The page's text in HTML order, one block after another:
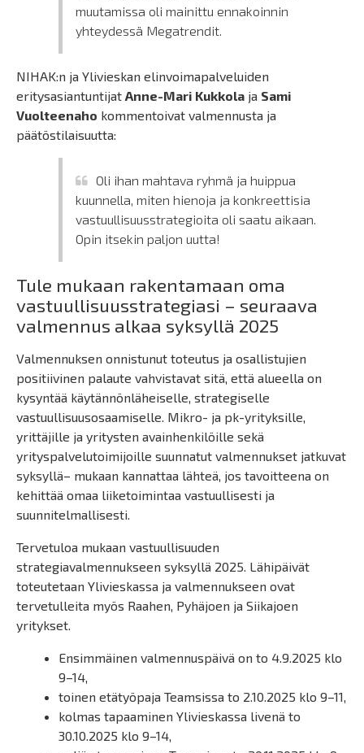
muutamissa oli mainittu ennakoinnin
yhteydessä Megatrendit.
NIHAK:n ja Ylivieskan elinvoimapalveluiden
eritysasiantuntijat Anne-Mari Kukkola ja Sami
Vuolteenaho kommentoivat valmennusta ja
päätöstilaisuutta:
Oli ihan mahtava ryhmä ja huippua
kuunnella, miten hienoja ja konkreettisia
vastuullisuusstrategioita oli saatu aikaan.
Opin itsekin paljon uutta!
Tule mukaan rakentamaan oma
vastuullisuusstrategiasi – seuraava
valmennus alkaa syksyllä 2025
Valmennuksen onnistunut toteutus ja osallistujien
positiivinen palaute vahvistavat sitä, että alueella on
kysyntää käytännönläheiselle, strategiselle
vastuullisuusosaamiselle. Mikro- ja pk-yrityksille,
yrittäjille ja yritysten avainhenkilöille sekä
yrityspalvelutoimijoille suunnatut valmennukset jatkuvat
syksyllä– mukaan kannattaa lähteä, jos tavoitteena on
kehittää omaa liiketoimintaa vastuullisesti ja
suunnitelmallisesti.
Tervetuloa mukaan vastuullisuuden
strategiavalmennukseen syksyllä 2025. Lähipäivät
toteutetaan Ylivieskassa ja valmennukseen ovat
tervetulleita myös Raahen, Pyhäjoen ja Siikajoen
yritykset.
Ensimmäinen valmennuspäivä on to 4.9.2025 klo
9–14,
toinen etätyöpaja Teamsissa to 2.10.2025 klo 9–11,
kolmas tapaaminen Ylivieskassa livenä to
30.10.2025 klo 9–14,